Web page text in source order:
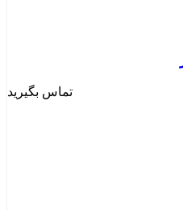
تماس بگیرید